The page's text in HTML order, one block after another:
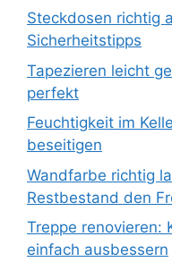
Steckdosen richtig
Sicherheitstipps
Tapezieren leicht
perfekt
Feuchtigkeit im
beseitigen
Wandfarbe richtig
Restbestand den
Treppe renovieren:
einfach ausbessern